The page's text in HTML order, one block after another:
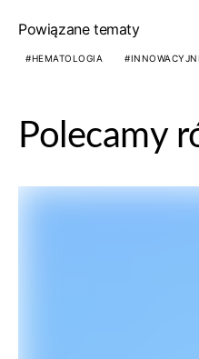
Powiązane tematy
HEMATOLOGIA
Polecamy